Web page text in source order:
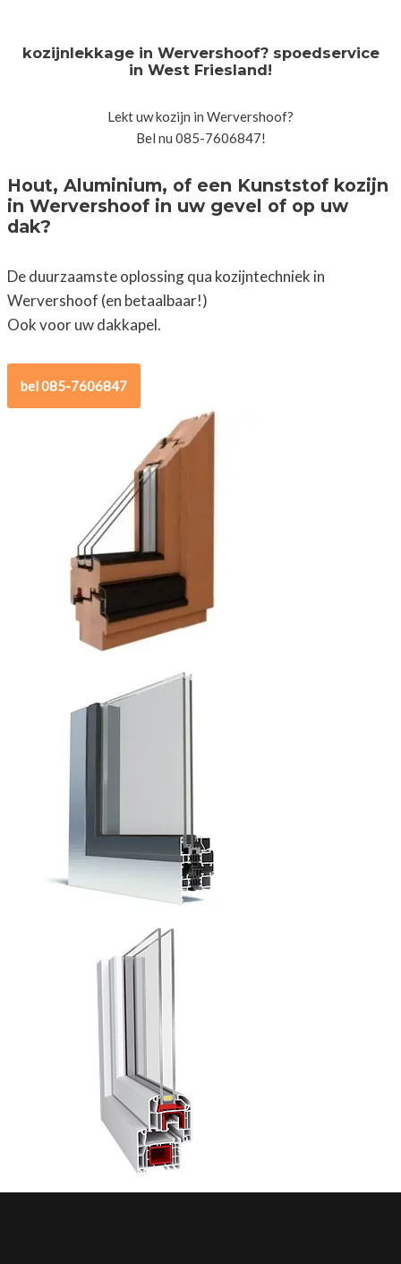
kozijnlekkage in Wervershoof? spoedservice
in West Friesland!
Lekt uw kozijn in Wervershoof?
Bel nu 085-7606847!
Hout, Aluminium, of een Kunststof kozijn
in Wervershoof in uw gevel of op uw
dak?
De duurzaamste oplossing qua kozijntechniek in
Wervershoof (en betaalbaar!)
Ook voor uw dakkapel.
bel 085-7606847